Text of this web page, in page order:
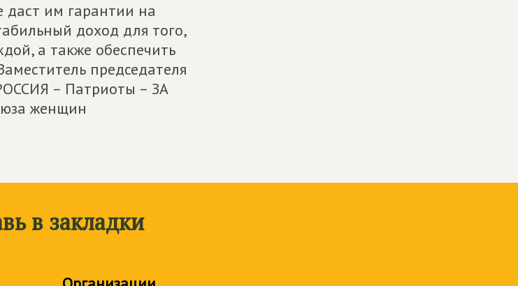
им гарантии на
доход для того,
а также обеспечить
председателя
– Патриоты – ЗА
женщин
в закладки